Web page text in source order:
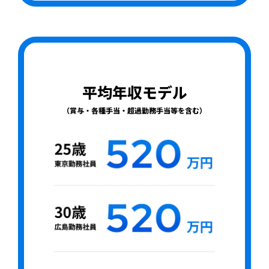
平均年収モデル
（賞与・各種手当・超過勤務手当等を含む）